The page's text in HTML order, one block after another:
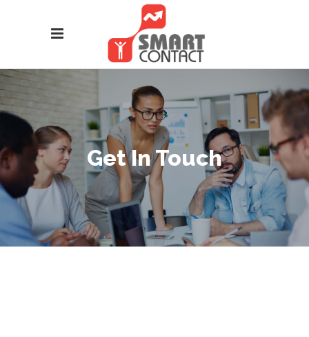
Get In Touch